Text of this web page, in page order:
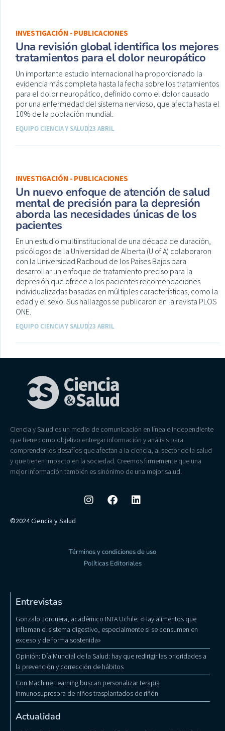
INVESTIGACIÓN - PUBLICACIONES
Una revisión global identifica los mejores
tratamientos para el dolor neuropático
Un importante estudio internacional ha proporcionado la
evidencia más completa hasta la fecha sobre los tratamientos
para el dolor neuropático, definido como el dolor causado
por una enfermedad del sistema nervioso, que afecta hasta el
10% de la población mundial.
EQUIPO CIENCIA Y SALUD23 ABRIL
INVESTIGACIÓN - PUBLICACIONES
Un nuevo enfoque de atención de salud
mental de precisión para la depresión
aborda las necesidades únicas de los
pacientes
En un estudio multiinstitucional de una década de duración,
psicólogos de la Universidad de Alberta (U of A) colaboraron
con la Universidad Radboud de los Países Bajos para
desarrollar un enfoque de tratamiento preciso para la
depresión que ofrece a los pacientes recomendaciones
individualizadas basadas en múltiples características, como la
edad y el sexo. Sus hallazgos se publicaron en la revista PLOS
ONE.
EQUIPO CIENCIA Y SALUD23 ABRIL
Ciencia y Salud es un medio de comunicación en línea e independiente
que tiene como objetivo entregar información y análisis para
comprender los desafíos que afectan a la ciencia, al sector de la salud
y que tienen impacto en la sociedad. Creemos firmemente que una
mejor información también es sinónimo de una mejor salud.
©2024 Ciencia y Salud
Términos y condiciones de uso
Políticas Editoriales
Entrevistas
Gonzalo Jorquera, académico INTA Uchile: «Hay alimentos que
inflaman el sistema digestivo, especialmente si se consumen en
exceso y de forma sostenida»
Opinión: Día Mundial de la Salud: hay que redirigir las prioridades a
la prevención y corrección de hábitos
Con Machine Learning buscan personalizar terapia
inmunosupresora de niños trasplantados de riñón
Actualidad